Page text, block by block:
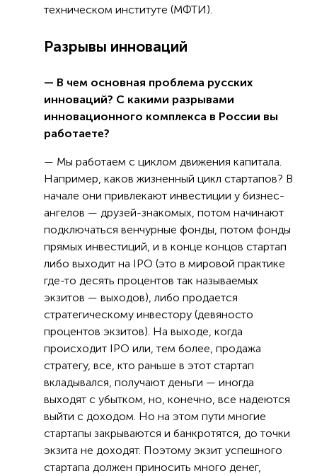
техническом институте (МФТИ).
Разрывы инноваций
— В чем основная проблема русских
инноваций? С какими разрывами
инновационного комплекса в России вы
работаете?
— Мы работаем с циклом движения капитала.
Например, каков жизненный цикл стартапов? В
начале они привлекают инвестиции у бизнес-
ангелов — друзей-знакомых, потом начинают
подключаться венчурные фонды, потом фонды
прямых инвестиций, и в конце концов стартап
либо выходит на IPO (это в мировой практике
где-то десять процентов так называемых
экзитов — выходов), либо продается
стратегическому инвестору (девяносто
процентов экзитов). На выходе, когда
происходит IPO или, тем более, продажа
стратегу, все, кто раньше в этот стартап
вкладывался, получают деньги — иногда
выходят с убытком, но, конечно, все надеются
выйти с доходом. Но на этом пути многие
стартапы закрываются и банкротятся, до точки
экзита не доходят. Поэтому экзит успешного
стартапа должен приносить много денег,